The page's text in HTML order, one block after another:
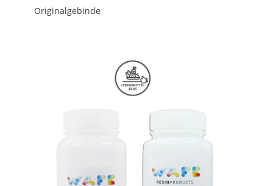
Originalgebinde